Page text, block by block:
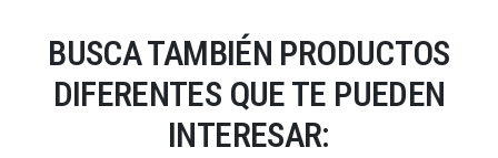
BUSCA TAMBIÉN PRODUCTOS
DIFERENTES QUE TE PUEDEN
INTERESAR: